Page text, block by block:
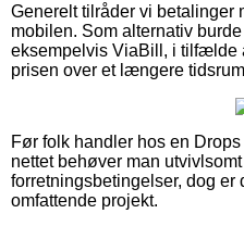
Generelt tilråder vi betalinger
mobilen. Som alternativ
eksempelvis ViaBill, i tilfælde
prisen over et længere
Før folk handler hos en
nettet behøver man
forretningsbetingelser, dog er
omfattende projekt.